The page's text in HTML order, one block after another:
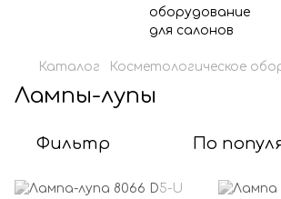
Каталог Косметологическое
Лампы-лупы
Фильтр По